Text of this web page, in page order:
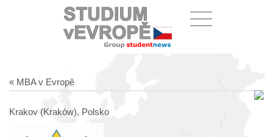
« MBA v Evropě
Krakov (Kraków), Polsko